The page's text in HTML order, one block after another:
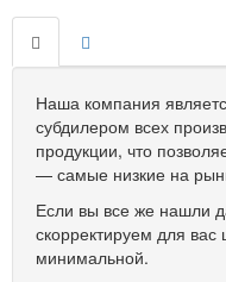
Наша компания
субдилером всех
продукции, что
— самые низкие на
Если вы все же нашли
скорректируем для
минимальной.